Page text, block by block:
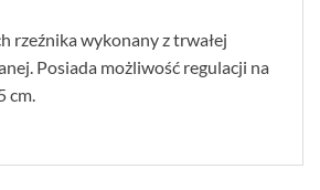
rzeźnika wykonany z trwałej
Posiada możliwość regulacji na
cm.